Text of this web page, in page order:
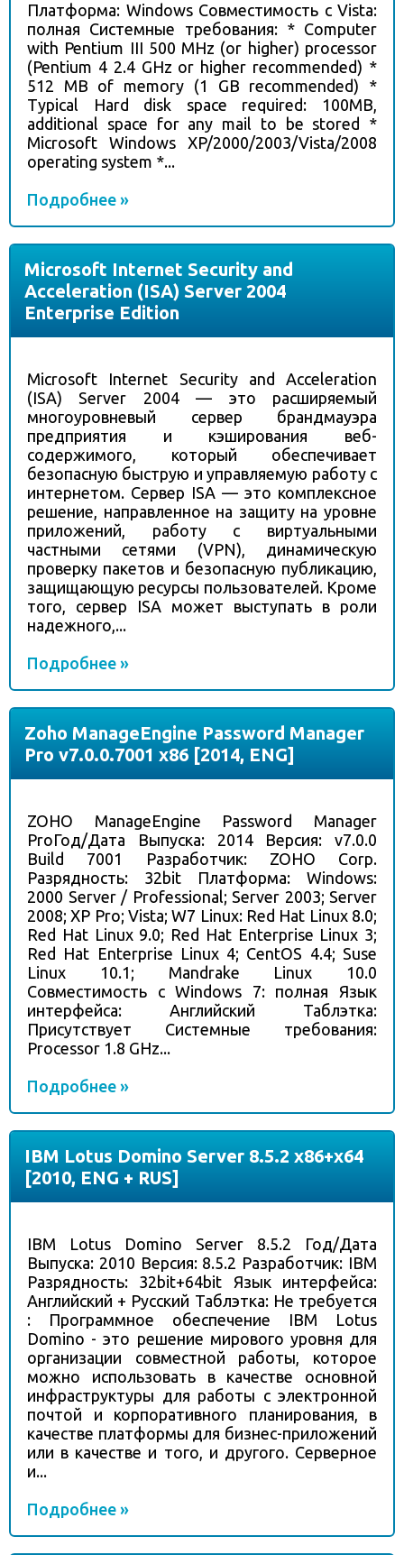
Платформа: Windows Совместимость с Vista:
полная Системные требования: * Computer
with Pentium III 500 MHz (or higher) processor
(Pentium 4 2.4 GHz or higher recommended) *
512 MB of memory (1 GB recommended) *
Typical Hard disk space required: 100MB,
additional space for any mail to be stored *
Microsoft Windows XP/2000/2003/Vista/2008
operating system *...
Подробнее »
Microsoft Internet Security and
Acceleration (ISA) Server 2004
Enterprise Edition
Microsoft Internet Security and Acceleration
(ISA) Server 2004 — это расширяемый
многоуровневый сервер брандмауэра
предприятия и кэширования веб-
содержимого, который обеспечивает
безопасную быструю и управляемую работу с
интернетом. Сервер ISA — это комплексное
решение, направленное на защиту на уровне
приложений, работу с виртуальными
частными сетями (VPN), динамическую
проверку пакетов и безопасную публикацию,
защищающую ресурсы пользователей. Кроме
того, сервер ISA может выступать в роли
надежного,...
Подробнее »
Zoho ManageEngine Password Manager
Pro v7.0.0.7001 x86 [2014, ENG]
ZOHO ManageEngine Password Manager
ProГод/Дата Выпуска: 2014 Версия: v7.0.0
Build 7001 Разработчик: ZOHO Corp.
Разрядность: 32bit Платформа: Windows:
2000 Server / Professional; Server 2003; Server
2008; XP Pro; Vista; W7 Linux: Red Hat Linux 8.0;
Red Hat Linux 9.0; Red Hat Enterprise Linux 3;
Red Hat Enterprise Linux 4; CentOS 4.4; Suse
Linux 10.1; Mandrake Linux 10.0
Совместимость с Windows 7: полная Язык
интерфейса: Английский Таблэтка:
Присутствует Системные требования:
Processor 1.8 GHz...
Подробнее »
IBM Lotus Domino Server 8.5.2 x86+x64
[2010, ENG + RUS]
IBM Lotus Domino Server 8.5.2 Год/Дата
Выпуска: 2010 Версия: 8.5.2 Разработчик: IBM
Разрядность: 32bit+64bit Язык интерфейса:
Английский + Русский Таблэтка: Не требуется
: Программное обеспечение IBM Lotus
Domino - это решение мирового уровня для
организации совместной работы, которое
можно использовать в качестве основной
инфраструктуры для работы с электронной
почтой и корпоративного планирования, в
качестве платформы для бизнес-приложений
или в качестве и того, и другого. Серверное
и...
Подробнее »